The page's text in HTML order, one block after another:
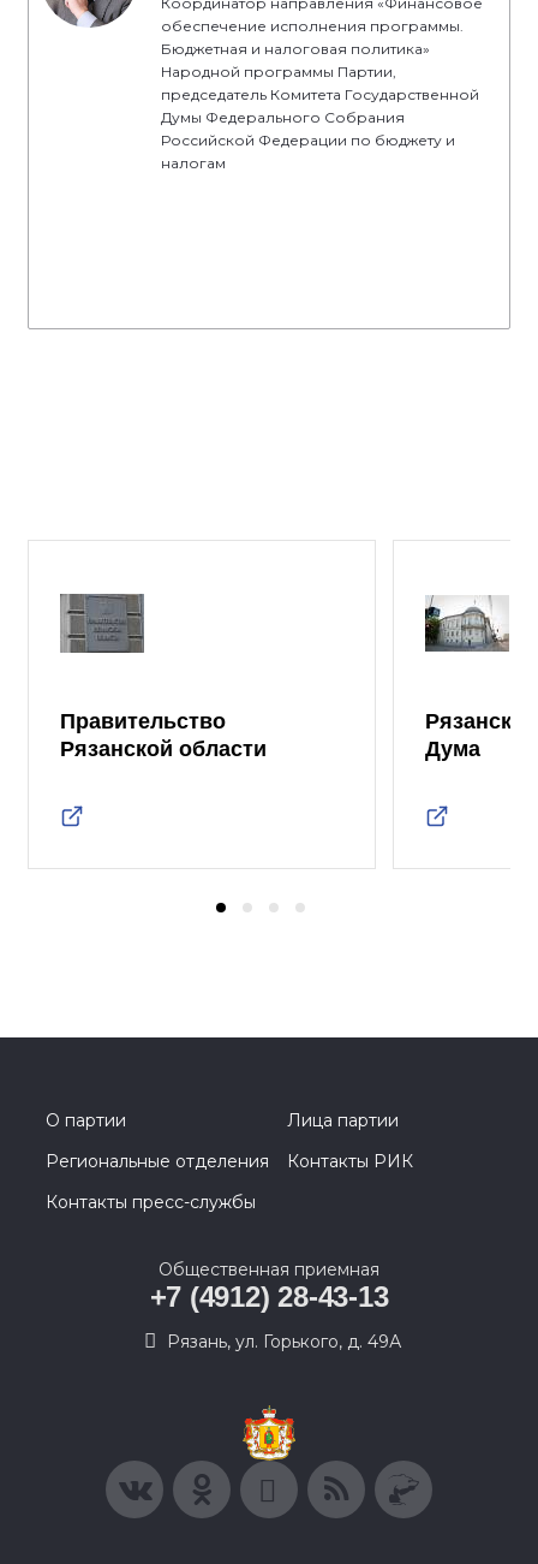
обеспечение исполнения программы.
Бюджетная и налоговая политика»
Народной программы Партии,
председатель Комитета Государственной
Думы Федерального Собрания
Российской Федерации по бюджету и
налогам
Правительство
Рязанской области
Дума
О партии
Лица партии
Региональные отделения
Контакты РИК
Контакты пресс-службы
Общественная приемная
+7 (4912) 28-43-13
Рязань, ул. Горького, д. 49А